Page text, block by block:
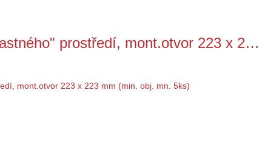
prostředí, mont.otvor 223 x 2…